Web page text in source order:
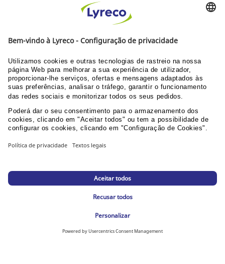
Sustentabilidade
O QUE OFERECEMOS?
ENTREGA GRATUITA A PARTIR DE 40€
a partir de 40 EUR
Para qualquer pedido antes das 5pm em Portugal
continental
Prazo até 30 dias
DESCUBRA OS NOSSOS CATÁLOGOS E GUIAS
Documentação corporativa
PPU área clientes